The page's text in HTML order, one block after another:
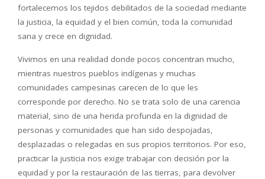
fortalecemos los tejidos debilitados de la sociedad mediante
la justicia, la equidad y el bien común, toda la comunidad
sana y crece en dignidad.
Vivimos en una realidad donde pocos concentran mucho,
mientras nuestros pueblos indígenas y muchas
comunidades campesinas carecen de lo que les
corresponde por derecho. No se trata solo de una carencia
material, sino de una herida profunda en la dignidad de
personas y comunidades que han sido despojadas,
desplazadas o relegadas en sus propios territorios. Por eso,
practicar la justicia nos exige trabajar con decisión por la
equidad y por la restauración de las tierras, para devolver